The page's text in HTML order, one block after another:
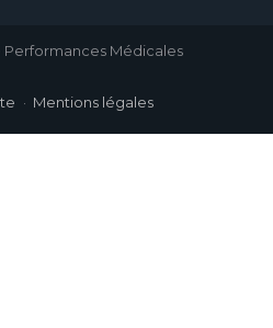
Performances Médicales
Mentions légales